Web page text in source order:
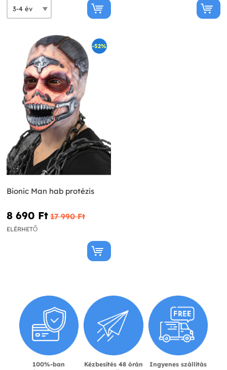
-52%
Bionic Man hab protézis
8 690 Ft‎ 17 990 Ft‎
ELÉRHETŐ
100%-ban
Kézbesítés 48 órán
Ingyenes szállítás